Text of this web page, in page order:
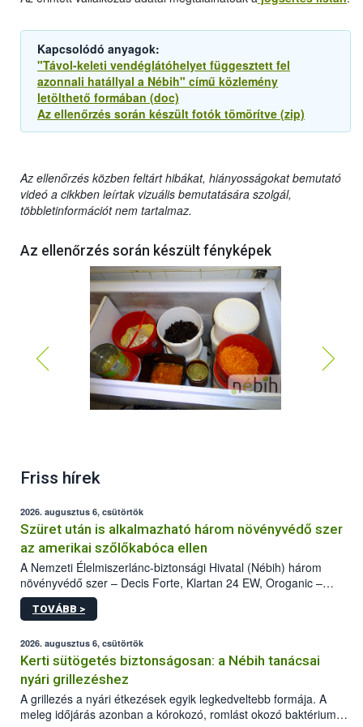
Kapcsolódó anyagok:
"Távol-keleti vendéglátóhelyet függesztett fel
azonnali hatállyal a Nébih" című közlemény
letölthető formában (doc)
Az ellenőrzés során készült fotók tömörítve (zip)
Az ellenőrzés közben feltárt hibákat, hiányosságokat bemutató
videó a cikkben leírtak vizuális bemutatására szolgál,
többletinformációt nem tartalmaz.
Az ellenőrzés során készült fényképek
Friss hírek
2026. augusztus 6, csütörtök
Szüret után is alkalmazható három növényvédő szer
az amerikai szőlőkabóca ellen
A Nemzeti Élelmiszerlánc-biztonsági Hivatal (Nébih) három
növényvédő szer – Decis Forte, Klartan 24 EW, Oroganic –
engedélyokiratát módosította, így azok a szüretet követően,
egészen a vesszőérettség (BBCH 91) stádiumáig
érésű szőlőkben is legyen lehetőség a károsító elleni további
védekezésre. Az Oroganic készítmény kis kiszerelésben kiskerti
felhasználók számára is elérhető és ökológiai termesztésben is
engedélyezett.
TOVÁBB >
2026. augusztus 6, csütörtök
Kerti sütögetés biztonságosan: a Nébih tanácsai
nyári grillezéshez
A grillezés a nyári étkezések egyik legkedveltebb formája. A
meleg időjárás azonban a kórokozó, romlást okozó baktériumok